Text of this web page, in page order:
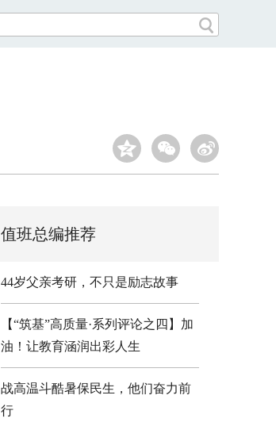
值班总编推荐
44岁父亲考研，不只是励志故事
【“筑基”高质量·系列评论之四】加
油！让教育涵润出彩人生
战高温斗酷暑保民生，他们奋力前
行